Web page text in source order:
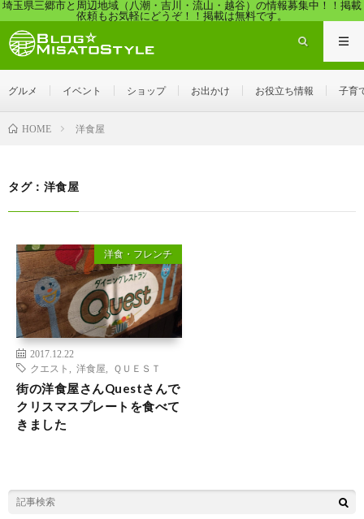
埼玉県三郷市と周辺地域（八潮・吉川・流山・越谷）の情報募集中！！掲載
依頼もお気軽にどうぞ！！掲載は無料です。
グルメ イベント ショップ お出かけ お役立ち情報 子育
HOME 洋食屋
タグ：洋食屋
洋食・フレンチ
2017.12.22
クエスト
洋食屋 ＱＵＥＳＴ
街の洋食屋さんQuestさんで
クリスマスプレートを食べて
きました